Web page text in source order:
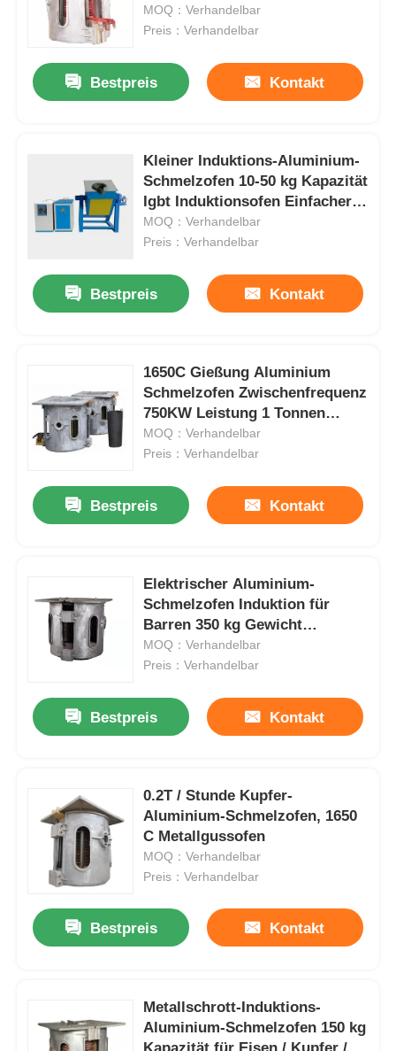
Produkte
VR Show
Über uns
Qualitätskontrolle
Treten Sie mit uns in Verbindung
Nachrichten
Fordern Sie ein Zitat
Heizung
MOQ：Verhandelbar
Preis：Verhandelbar
Bestpreis Kontakt
Kleiner Induktions-Aluminium-
Schmelzofen 10-50 kg Kapazität
Igbt Induktionsofen Einfacher
Betrieb
MOQ：Verhandelbar
Preis：Verhandelbar
Bestpreis Kontakt
1650C Gießung Aluminium
Schmelzofen Zwischenfrequenz
750KW Leistung 1 Tonnen
Gewicht
MOQ：Verhandelbar
Preis：Verhandelbar
Bestpreis Kontakt
Elektrischer Aluminium-
Schmelzofen Induktion für
Barren 350 kg Gewicht
Langlebig
MOQ：Verhandelbar
Preis：Verhandelbar
Bestpreis Kontakt
0.2T / Stunde Kupfer-
Aluminium-Schmelzofen, 1650
C Metallgussofen
MOQ：Verhandelbar
Preis：Verhandelbar
Bestpreis Kontakt
Metallschrott-Induktions-
Aluminium-Schmelzofen 150 kg
Kapazität für Eisen / Kupfer /